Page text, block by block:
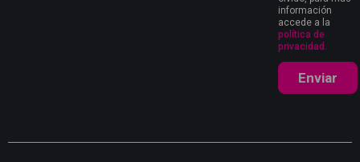
información
accede a la
política de
privacidad.
Enviar